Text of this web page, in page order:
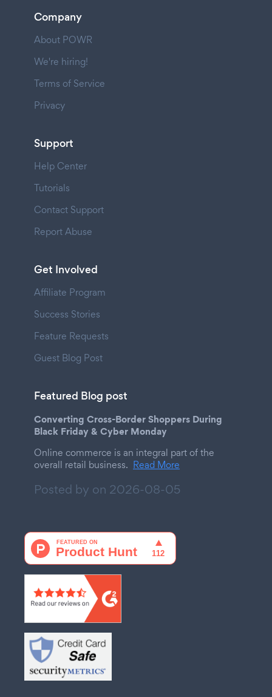
Company
About POWR
We're hiring!
Terms of Service
Privacy
Support
Help Center
Tutorials
Contact Support
Report Abuse
Get Involved
Affiliate Program
Success Stories
Feature Requests
Guest Blog Post
Featured Blog post
Converting Cross-Border Shoppers During
Black Friday & Cyber Monday
Online commerce is an integral part of the
overall retail business. Read More
Posted by on 2026-08-05